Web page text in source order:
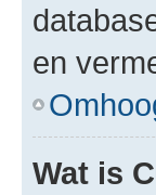
en
Wat is